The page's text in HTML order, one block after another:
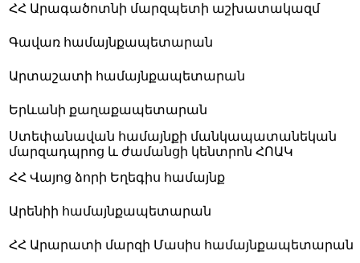
ՀՀ Արագածոտնի մարզպետի աշխատակազմ
Գավառ համայնքապետարան
Արտաշատի համայնքապետարան
Երևանի քաղաքապետարան
Ստեփանավան համայնքի մանկապատանեկան
մարզադպրոց և ժամանցի կենտրոն ՀՈԱԿ
ՀՀ Վայոց ձորի Եղեգիս համայնք
Արենիի համայնքապետարան
ՀՀ Արարատի մարզի Մասիս համայնքապետարան